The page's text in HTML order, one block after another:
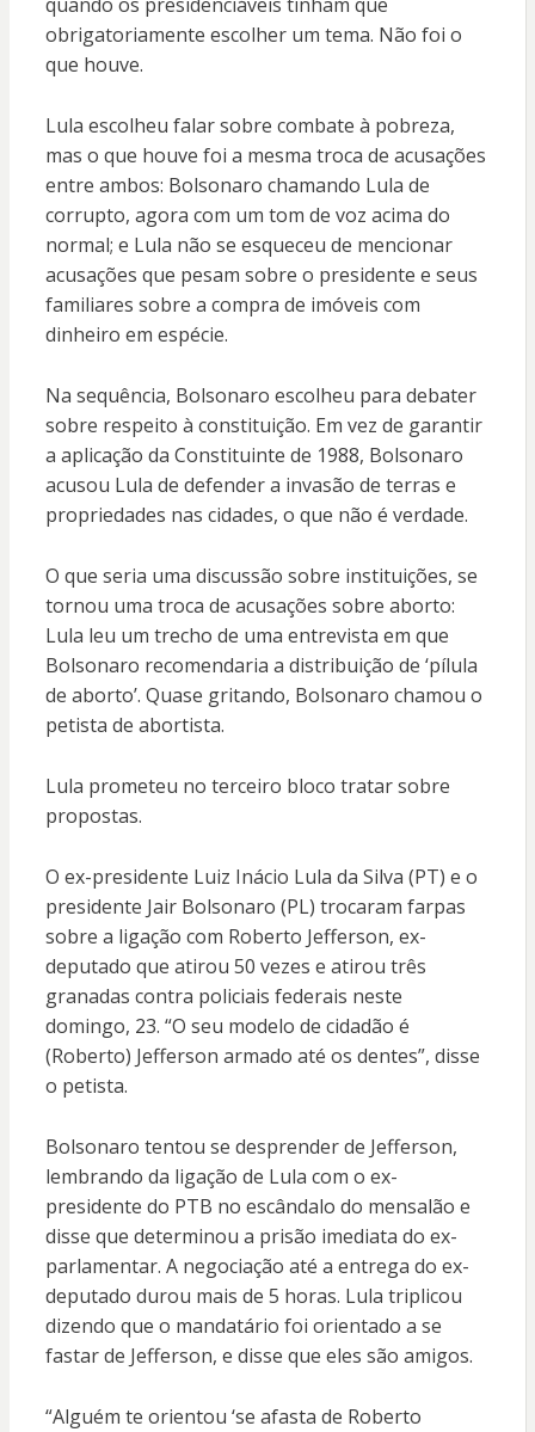
obrigatoriamente escolher um tema. Não foi o
que houve.
Lula escolheu falar sobre combate à pobreza,
mas o que houve foi a mesma troca de acusações
entre ambos: Bolsonaro chamando Lula de
corrupto, agora com um tom de voz acima do
normal; e Lula não se esqueceu de mencionar
acusações que pesam sobre o presidente e seus
familiares sobre a compra de imóveis com
dinheiro em espécie.
Na sequência, Bolsonaro escolheu para debater
sobre respeito à constituição. Em vez de garantir
a aplicação da Constituinte de 1988, Bolsonaro
acusou Lula de defender a invasão de terras e
propriedades nas cidades, o que não é verdade.
O que seria uma discussão sobre instituições, se
tornou uma troca de acusações sobre aborto:
Lula leu um trecho de uma entrevista em que
Bolsonaro recomendaria a distribuição de ‘pílula
de aborto’. Quase gritando, Bolsonaro chamou o
petista de abortista.
Lula prometeu no terceiro bloco tratar sobre
propostas.
O ex-presidente Luiz Inácio Lula da Silva (PT) e o
presidente Jair Bolsonaro (PL) trocaram farpas
sobre a ligação com Roberto Jefferson, ex-
deputado que atirou 50 vezes e atirou três
granadas contra policiais federais neste
domingo, 23. “O seu modelo de cidadão é
(Roberto) Jefferson armado até os dentes”, disse
o petista.
Bolsonaro tentou se desprender de Jefferson,
lembrando da ligação de Lula com o ex-
presidente do PTB no escândalo do mensalão e
disse que determinou a prisão imediata do ex-
parlamentar. A negociação até a entrega do ex-
deputado durou mais de 5 horas. Lula triplicou
dizendo que o mandatário foi orientado a se
fastar de Jefferson, e disse que eles são amigos.
“Alguém te orientou ‘se afasta de Roberto